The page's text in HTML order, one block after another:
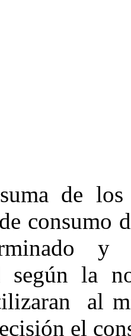
de
consumo
y
según la
al
el